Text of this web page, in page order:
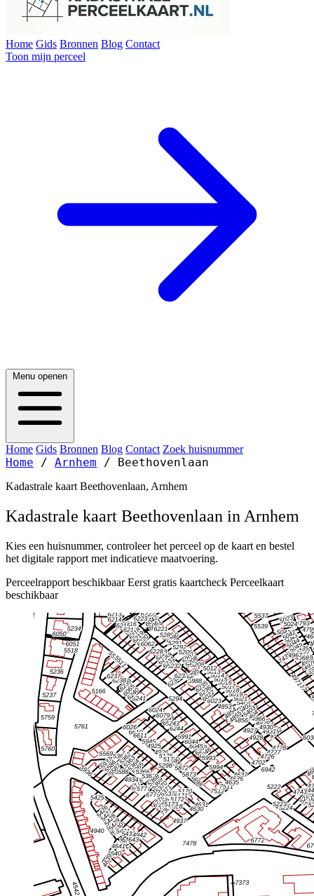
Home Gids Bronnen Blog Contact
Toon mijn perceel
Menu openen
Home Gids Bronnen Blog Contact Zoek huisnummer
Home / Arnhem / Beethovenlaan
Kadastrale kaart Beethovenlaan, Arnhem
Kadastrale kaart Beethovenlaan in Arnhem
Kies een huisnummer, controleer het perceel op de kaart en bestel
het digitale rapport met indicatieve maatvoering.
Perceelrapport beschikbaar Eerst gratis kaartcheck Perceelkaart
beschikbaar